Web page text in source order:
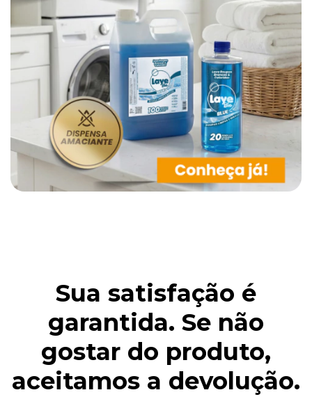
Sua satisfação é
garantida. Se não
gostar do produto,
aceitamos a devolução.